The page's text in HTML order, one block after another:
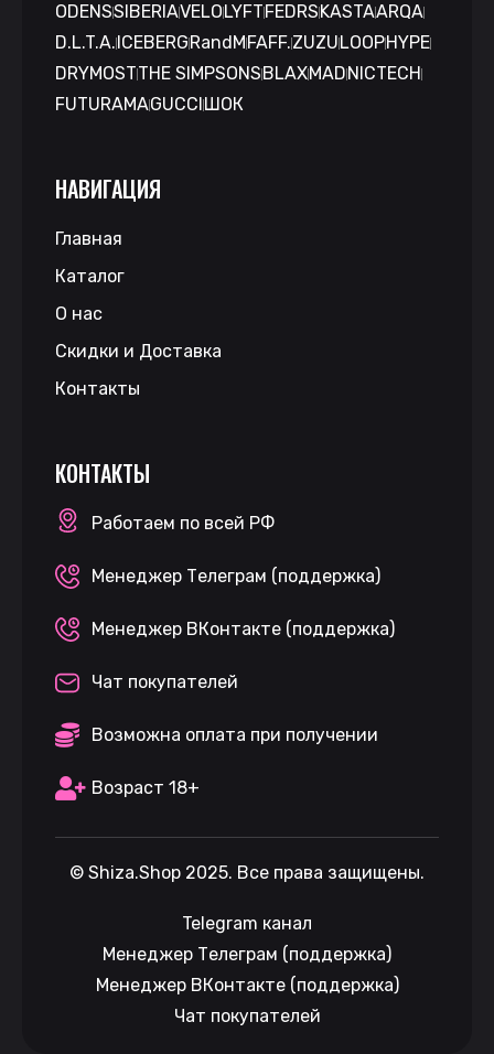
ODENSSIBERIAVELO LYFT FEDRS KASTAARQA
D.L.T.A. ICEBERG RandM FAFF.ZUZU LOOPHYPE
DRYMOSTTHE SIMPSONS BLAXMAD NICTECH
FUTURAMAGUCCI ШОК
НАВИГАЦИЯ
Главная
Каталог
О нас
Скидки и Доставка
Контакты
КОНТАКТЫ
Работаем по всей РФ
Менеджер Телеграм (поддержка)
Менеджер ВКонтакте (поддержка)
Чат покупателей
Возможна оплата при получении
Возраст 18+
© Shiza.Shop 2025. Все права защищены.
Telegram канал
Менеджер Телеграм (поддержка)
Менеджер ВКонтакте (поддержка)
Чат покупателей